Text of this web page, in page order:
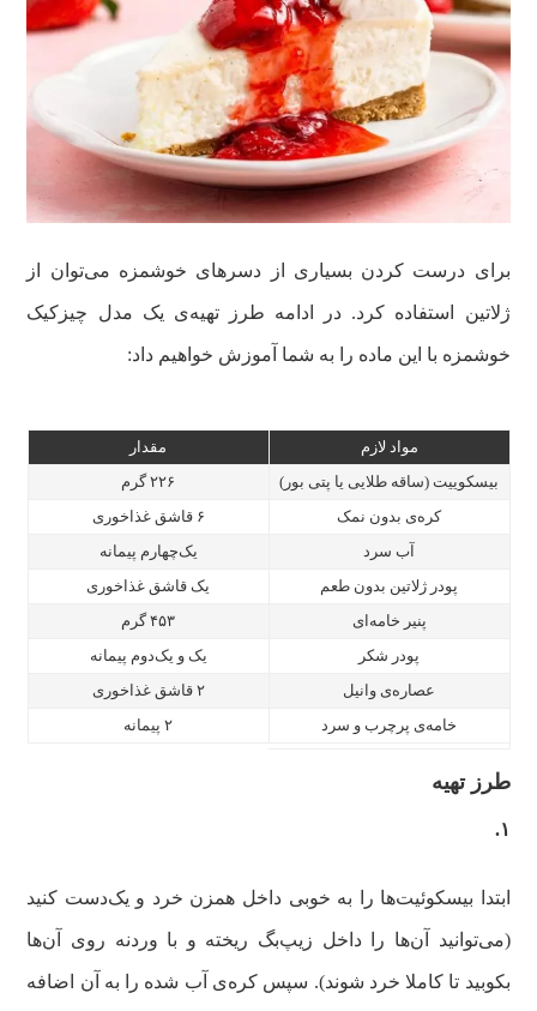
برای درست کردن بسیاری از دسرهای خوشمزه می‌توان از
ژلاتین استفاده کرد. در ادامه طرز تهیه‌ی یک مدل چیزکیک
خوشمزه با این ماده را به شما آموزش خواهیم داد:
مواد لازم
مقدار
بیسکوییت (ساقه طلایی یا پتی بور)
۲۲۶ گرم
کره‌ی بدون نمک
۶ قاشق غذاخوری
آب سرد
یک‌چهارم پیمانه
پودر ژلاتین بدون طعم
یک قاشق غذاخوری
پنیر خامه‌ای
۴۵۳ گرم
پودر شکر
یک و یک‌دوم پیمانه
عصاره‌ی وانیل
۲ قاشق غذاخوری
خامه‌ی پرچرب و سرد
۲ پیمانه
طرز تهیه
۱.
ابتدا بیسکوئیت‌ها را به خوبی داخل همزن خرد و یک‌دست کنید
(می‌توانید آن‌ها را داخل زیپ‌بگ ریخته و با وردنه روی آن‌ها
بکوبید تا کاملا خرد شوند). سپس کره‌ی آب شده را به آن اضافه